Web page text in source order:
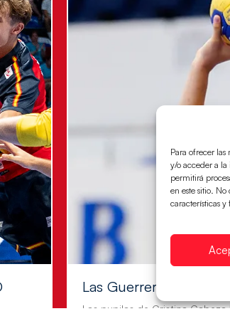
Para ofrecer
y/o acceder a
permitirá
en este sitio.
características y
Las Guerreras
Las pupilas de Cristina